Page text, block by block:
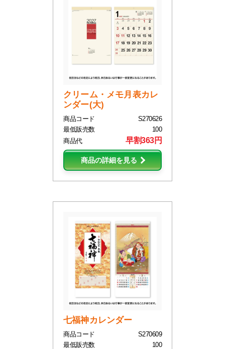
クリーム・メモ月表カレ
ンダー(大)
商品コード
S270626
最低販売数
100
商品代
早割363円
商品の詳細を見る
七福神カレンダー
商品コード
S270609
最低販売数
100